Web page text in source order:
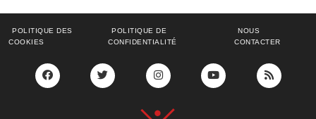
POLITIQUE DES
COOKIES
POLITIQUE DE
CONFIDENTIALITÉ
NOUS
CONTACTER